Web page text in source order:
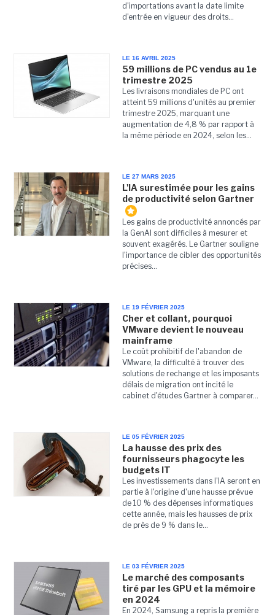
d'importations avant la date limite
d'entrée en vigueur des droits...
LE 16 AVRIL 2025
59 millions de PC vendus au 1e
trimestre 2025
Les livraisons mondiales de PC ont
atteint 59 millions d'unités au premier
trimestre 2025, marquant une
augmentation de 4,8 % par rapport à
la même période en 2024, selon les...
LE 27 MARS 2025
L'IA surestimée pour les gains
de productivité selon Gartner
​​Les gains de productivité annoncés par
la GenAI sont difficiles à mesurer et
souvent exagérés. Le Gartner souligne
l'importance de cibler des opportunités
précises...
LE 19 FÉVRIER 2025
Cher et collant, pourquoi
VMware devient le nouveau
mainframe
Le coût prohibitif de l'abandon de
VMware, la difficulté à trouver des
solutions de rechange et les imposants
délais de migration ont incité le
cabinet d'études Gartner à comparer...
LE 05 FÉVRIER 2025
La hausse des prix des
fournisseurs phagocyte les
budgets IT
Les investissements dans l'IA seront en
partie à l'origine d'une hausse prévue
de 10 % des dépenses informatiques
cette année, mais les hausses de prix
de près de 9 % dans le...
LE 03 FÉVRIER 2025
Le marché des composants
tiré par les GPU et la mémoire
en 2024
En 2024, Samsung a repris la première